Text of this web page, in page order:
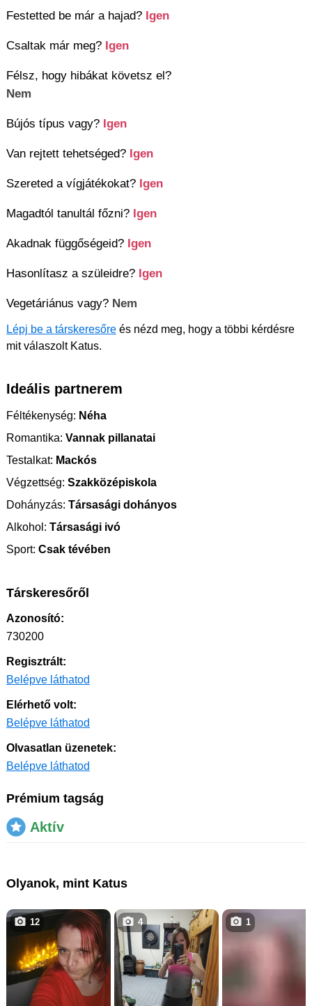
Festetted be már a hajad? Igen
Csaltak már meg? Igen
Félsz, hogy hibákat követsz el?
Nem
Bújós típus vagy? Igen
Van rejtett tehetséged? Igen
Szereted a vígjátékokat? Igen
Magadtól tanultál főzni? Igen
Akadnak függőségeid? Igen
Hasonlítasz a szüleidre? Igen
Vegetáriánus vagy? Nem
Lépj be a társkeresőre és nézd meg, hogy a többi kérdésre
mit válaszolt Katus.
Ideális partnerem
Féltékenység: Néha
Romantika: Vannak pillanatai
Testalkat: Mackós
Végzettség: Szakközépiskola
Dohányzás: Társasági dohányos
Alkohol: Társasági ivó
Sport: Csak tévében
Társkeresőről
Azonosító:
730200
Regisztrált:
Belépve láthatod
Elérhető volt:
Belépve láthatod
Olvasatlan üzenetek:
Belépve láthatod
Prémium tagság
Aktív
Olyanok, mint Katus
12 4 1